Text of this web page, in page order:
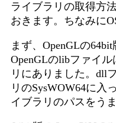
ライブラリの取得方
おきます。ちなみに
まず、OpenGLの
OpenGLのlibファイル
リにありました。dll
リのSysWOW64に入
イブラリのパスをう